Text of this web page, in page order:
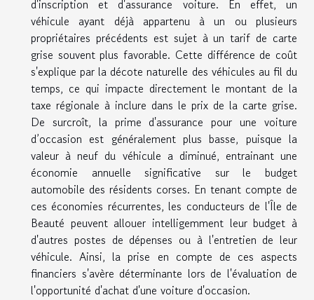
d'inscription et d'assurance voiture. En effet, un
véhicule ayant déjà appartenu à un ou plusieurs
propriétaires précédents est sujet à un tarif de carte
grise souvent plus favorable. Cette différence de coût
s'explique par la décote naturelle des véhicules au fil du
temps, ce qui impacte directement le montant de la
taxe régionale à inclure dans le prix de la carte grise.
De surcroît, la prime d'assurance pour une voiture
d’occasion est généralement plus basse, puisque la
valeur à neuf du véhicule a diminué, entrainant une
économie annuelle significative sur le budget
automobile des résidents corses. En tenant compte de
ces économies récurrentes, les conducteurs de l'Île de
Beauté peuvent allouer intelligemment leur budget à
d'autres postes de dépenses ou à l'entretien de leur
véhicule. Ainsi, la prise en compte de ces aspects
financiers s'avère déterminante lors de l'évaluation de
l'opportunité d'achat d'une voiture d'occasion.